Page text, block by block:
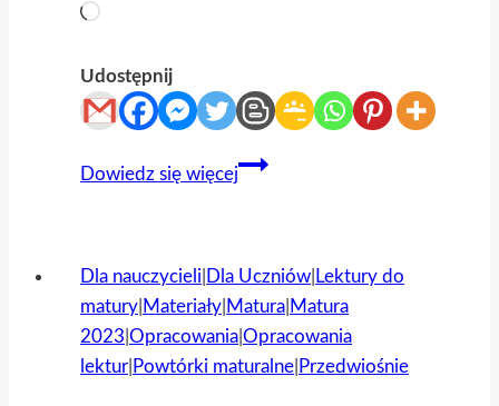
Wczytywanie…
Udostępnij
Dowiedz się więcej
Zanim
Tadeusza”
Dla nauczycieli Dla Uczniów Lektury do
matury Materiały Matura Matura
2023 Opracowania Opracowania
lektur Powtórki maturalne Przedwiośnie